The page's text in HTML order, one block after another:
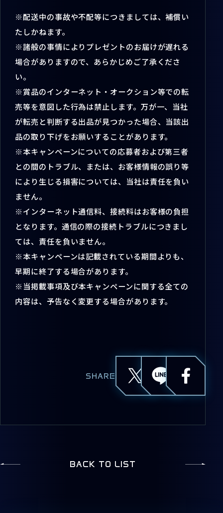
※配送中の事故や不配等につきましては、補償い
たしかねます。
※諸般の事情によりプレゼントのお届けが遅れる
場合がありますので、あらかじめご了承くださ
い。
※賞品のインターネット・オークション等での転
売等を意図した行為は禁止します。万が一、当社
が転売と判断する出品が見つかった場合、当該出
品の取り下げをお願いすることがあります。
※本キャンペーンについての応募者および第三者
との間のトラブル、または、お客様情報の誤り等
により生じる損害については、当社は責任を負い
ません。
※インターネット通信料、接続料はお客様の負担
となります。通信の際の接続トラブルにつきまし
ては、責任を負いません。
※本キャンペーンは記載されている期間よりも、
早期に終了する場合があります。
※当掲載事項及び本キャンペーンに関する全ての
内容は、予告なく変更する場合があります。
SHARE
BACK TO LIST